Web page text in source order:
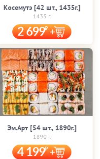
Косемутэ [42 шт., 1435г.]
1435 г.
2 699
Эм.Арт [54 шт., 1890г.]
1890 г.
4 199